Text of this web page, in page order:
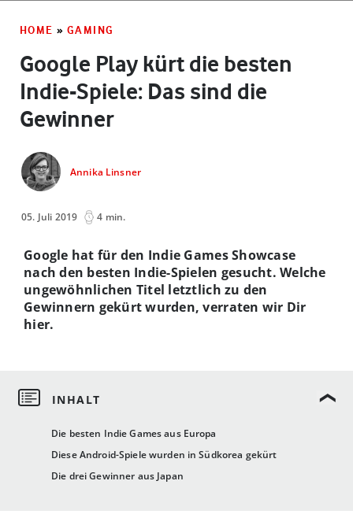
HOME » GAMING
Google Play kürt die besten
Indie-Spiele: Das sind die
Gewinner
Annika Linsner
05. Juli 2019 4 min.
Die besten Indie Games aus Europa
Diese Android-Spiele wurden in Südkorea gekürt
Die drei Gewinner aus Japan
Google hat für den Indie Games Showcase
nach den besten Indie-Spielen gesucht. Welche
ungewöhnlichen Titel letztlich zu den
Gewinnern gekürt wurden, verraten wir Dir
hier.